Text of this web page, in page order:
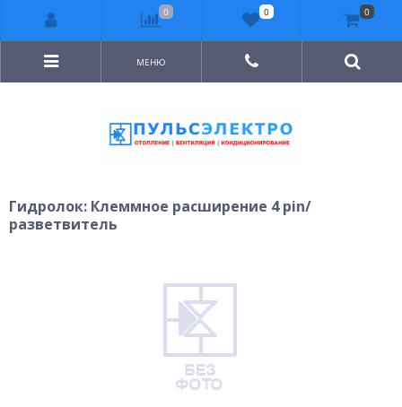
МЕНЮ
Гидролок: Клеммное расширение 4 pin/
разветвитель
0 0 0